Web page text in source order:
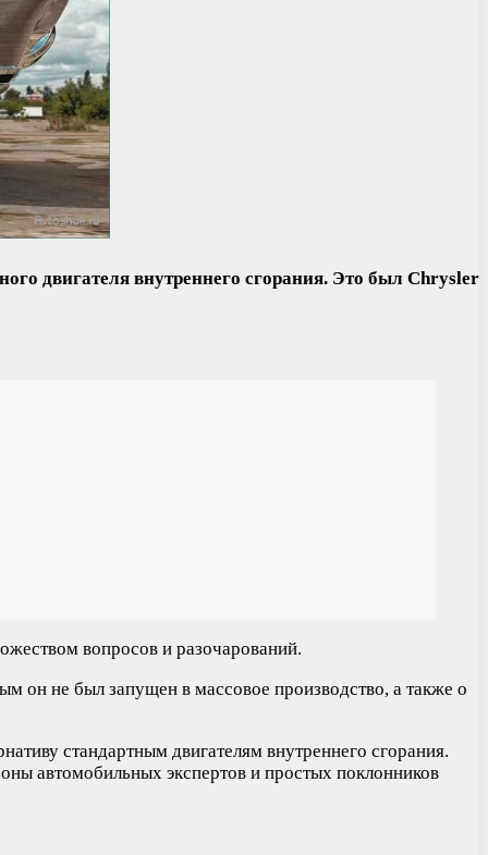
двигателя внутреннего сгорания. Это был Chrysler
вопросов и разочарований.
он не был запущен в массовое производство, а также о
стандартным двигателям внутреннего сгорания.
автомобильных экспертов и простых поклонников